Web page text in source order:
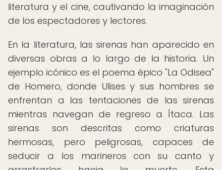
literatura y el cine, cautivando la imaginación
de los espectadores y lectores.
En la literatura, las sirenas han aparecido en
diversas obras a lo largo de la historia. Un
ejemplo icónico es el poema épico "La Odisea"
de Homero, donde Ulises y sus hombres se
enfrentan a las tentaciones de las sirenas
mientras navegan de regreso a Ítaca. Las
sirenas son descritas como criaturas
hermosas, pero peligrosas, capaces de
seducir a los marineros con su canto y